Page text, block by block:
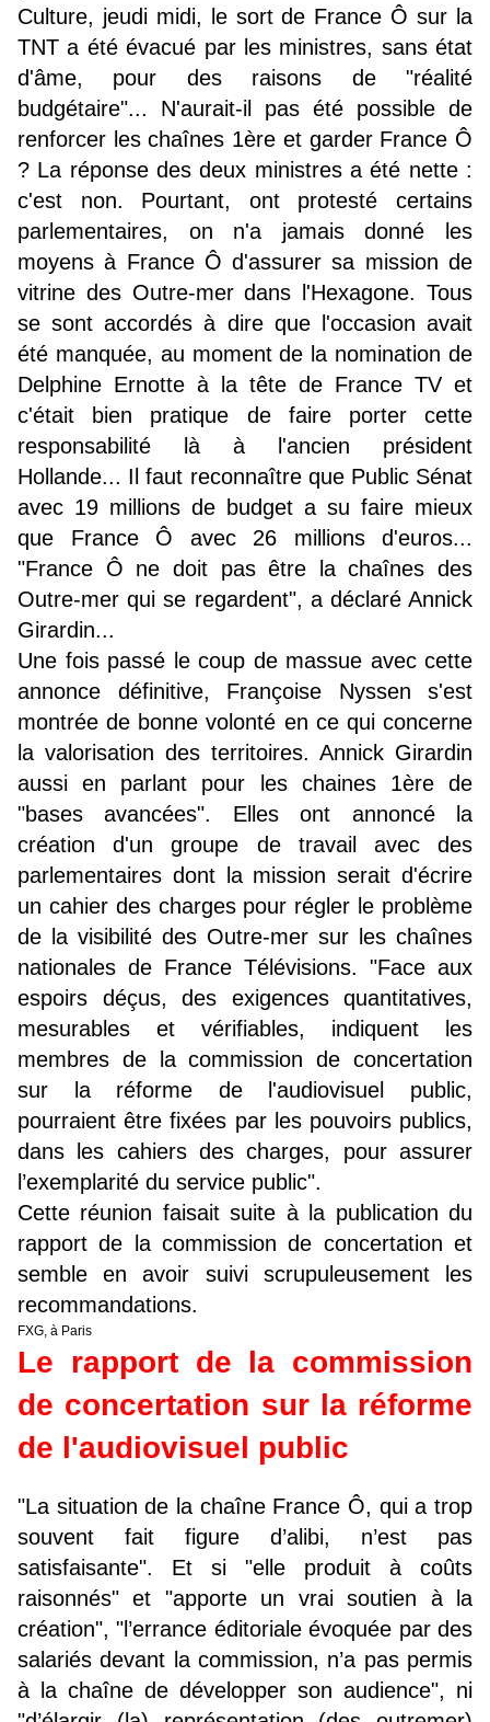
Culture, jeudi midi, le sort de France Ô sur la
TNT a été évacué par les ministres, sans état
d'âme, pour des raisons de "réalité
budgétaire"... N'aurait-il pas été possible de
renforcer les chaînes 1ère et garder France Ô
? La réponse des deux ministres a été nette :
c'est non. Pourtant, ont protesté certains
parlementaires, on n'a jamais donné les
moyens à France Ô d'assurer sa mission de
vitrine des Outre-mer dans l'Hexagone. Tous
se sont accordés à dire que l'occasion avait
été manquée, au moment de la nomination de
Delphine Ernotte à la tête de France TV et
c'était bien pratique de faire porter cette
responsabilité là à l'ancien président
Hollande... Il faut reconnaître que Public Sénat
avec 19 millions de budget a su faire mieux
que France Ô avec 26 millions d'euros...
"France Ô ne doit pas être la chaînes des
Outre-mer qui se regardent", a déclaré Annick
Girardin...
Une fois passé le coup de massue avec cette
annonce définitive, Françoise Nyssen s'est
montrée de bonne volonté en ce qui concerne
la valorisation des territoires. Annick Girardin
aussi en parlant pour les chaines 1ère de
"bases avancées". Elles ont annoncé la
création d'un groupe de travail avec des
parlementaires dont la mission serait d'écrire
un cahier des charges pour régler le problème
de la visibilité des Outre-mer sur les chaînes
nationales de France Télévisions. "Face aux
espoirs déçus, des exigences quantitatives,
mesurables et vérifiables, indiquent les
membres de la commission de concertation
sur la réforme de l'audiovisuel public,
pourraient être fixées par les pouvoirs publics,
dans les cahiers des charges, pour assurer
l’exemplarité du service public".
Cette réunion faisait suite à la publication du
rapport de la commission de concertation et
semble en avoir suivi scrupuleusement les
recommandations.
FXG, à Paris
Le rapport de la commission
de concertation sur la réforme
de l'audiovisuel public
"La situation de la chaîne France Ô, qui a trop
souvent fait figure d’alibi, n’est pas
satisfaisante". Et si "elle produit à coûts
raisonnés" et "apporte un vrai soutien à la
création", "l’errance éditoriale évoquée par des
salariés devant la commission, n’a pas permis
à la chaîne de développer son audience", ni